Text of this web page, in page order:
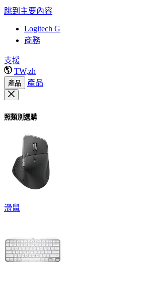
跳到主要內容
Logitech G
商務
支援
TW,zh
產品 產品
照類別選購
滑鼠